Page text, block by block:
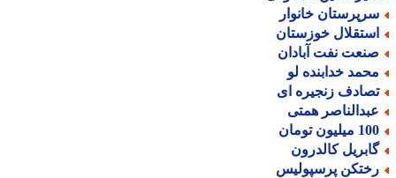
خانوار
خوزستان
نفت آبادان
خدابنده لو
زنجیره ای
همتی
تومان
کالدرون
پرسپولیس